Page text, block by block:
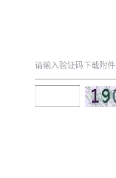
请输入验证码下载附件